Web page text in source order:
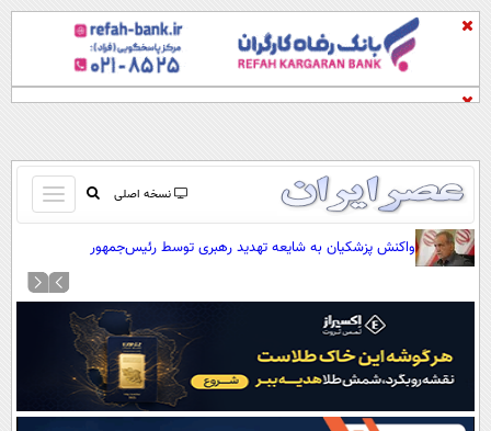
نسخه اصلی
باز
و
کردن
صفحه اول
آرشیو
نظرسنجی
آب و هوا
اوقات شرعی
واکنش پزشکیان به شایعه تهدید رهبری توسط رئیس‌جمهور